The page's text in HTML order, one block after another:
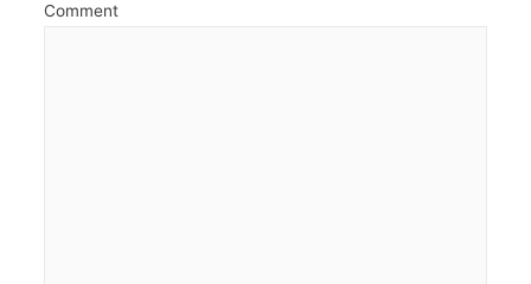
Comment